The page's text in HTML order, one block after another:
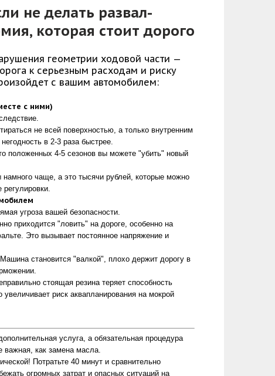
не делать развал-
которая стоит дорого
геометрии ходовой части —
к серьезным расходам и риску
с вашим автомобилем:
с ними)
не всей поверхностью, а только внутренним
в 2-3 раза быстрее.
положенных 4-5 сезонов вы можете "убить" новый
чаще, а это тысячи рублей, которые можно
угроза вашей безопасности.
приходится "ловить" на дороге, особенно на
Это вызывает постоянное напряжение и
становится "валкой", плохо держит дорогу в
стоящая резина теряет способность
риск аквапланирования на мокрой
услуга, а обязательная процедура
важная, как замена масла.
Потратьте 40 минут и сравнительно
огромных затрат и опасных ситуаций на